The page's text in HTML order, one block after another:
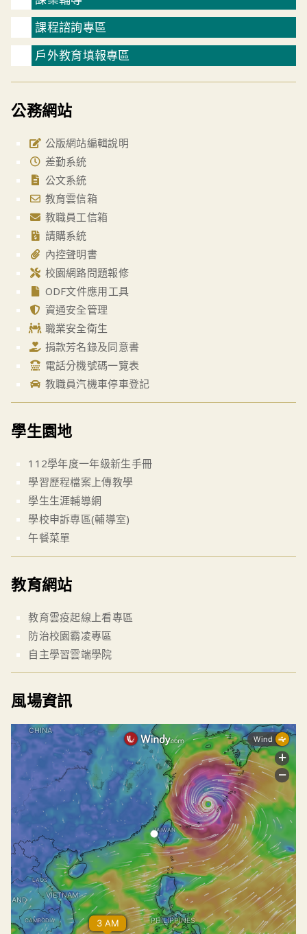
課程諮詢專區
戶外教育填報專區
公務網站
公版網站編輯說明
差勤系統
公文系統
教育雲信箱
教職員工信箱
請購系統
內控聲明書
校園網路問題報修
ODF文件應用工具
資通安全管理
職業安全衛生
捐款芳名錄及同意書
電話分機號碼一覽表
教職員汽機車停車登記
學生園地
112學年度一年級新生手冊
學習歷程檔案上傳教學
學生生涯輔導網
學校申訴專區(輔導室)
午餐菜單
教育網站
教育雲疫起線上看專區
防治校園霸凌專區
自主學習雲端學院
風場資訊